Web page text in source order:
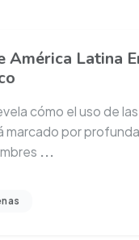
por profundas
...